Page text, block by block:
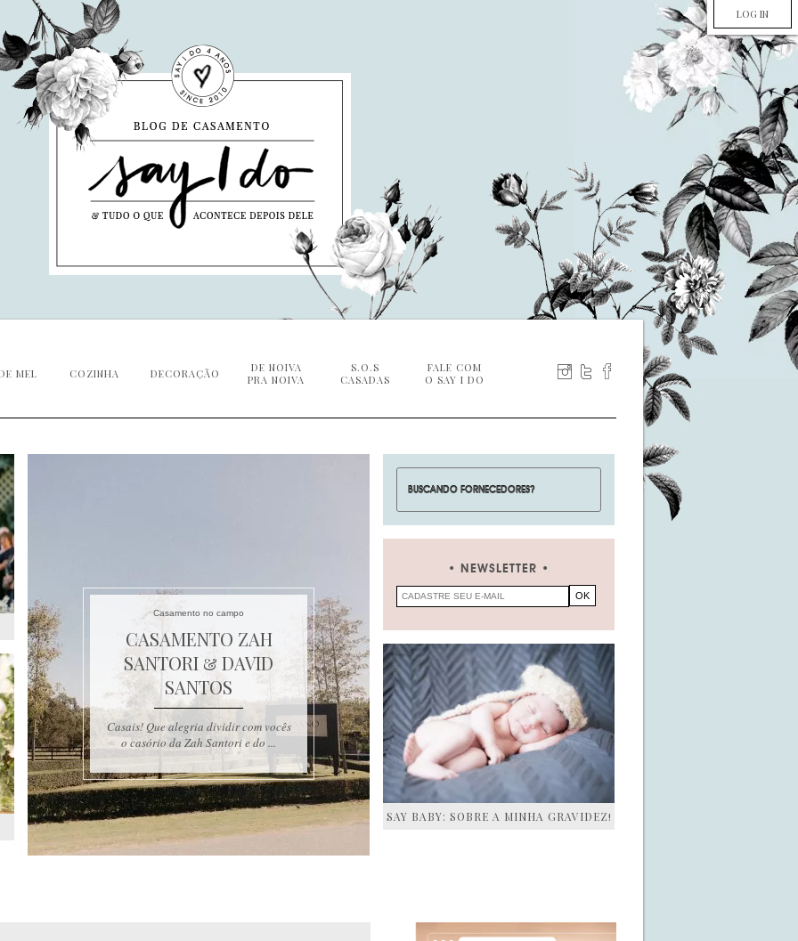
LOG IN
MEL COZINHA DECORAÇÃO
DE NOIVA
PRA NOIVA
S.O.S
CASADAS
FALE COM
O SAY I DO
Casamento no campo
CASAMENTO ZAH
SANTORI & DAVID
SANTOS
Casais! Que alegria dividir com vocês
o casório da Zah Santori e do ...
NEWSLETTER
SAY BABY: SOBRE A MINHA GRAVIDEZ!
SIDEBAR